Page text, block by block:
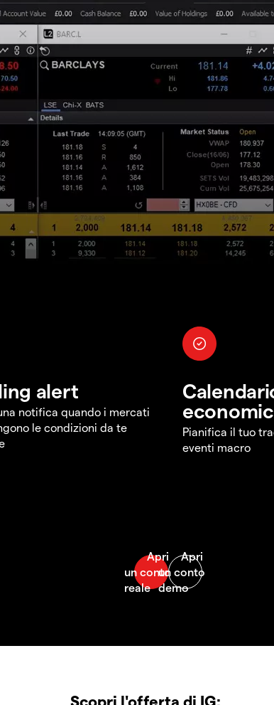
alert
notifica quando i mercati
le condizioni da te
Pianifica il tuo
eventi macro
Scopri l'offerta di IG: